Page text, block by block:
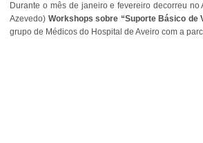
Durante o mês de janeiro e fevereiro decorreu
Azevedo) Workshops sobre “Suporte Básico de
grupo de Médicos do Hospital de Aveiro com a